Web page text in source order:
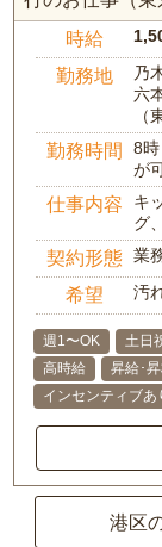
時給
勤務地
乃
六
（
勤務時間
8
が
仕事内容
キ
グ
契約形態 業
希望 汚
週1〜OK 土日
高時給
昇給･
インセンティブあ
港区